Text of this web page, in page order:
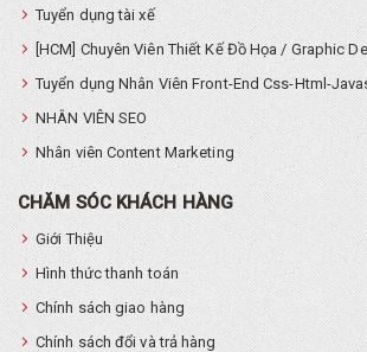
Tuyển dụng tài xế
[HCM] Chuyên Viên Thiết Kế Đồ Họa / Graphic
Tuyển dụng Nhân Viên Front-End Css-Html-
NHÂN VIÊN SEO
Nhân viên Content Marketing
CHĂM SÓC KHÁCH HÀNG
Giới Thiệu
Hình thức thanh toán
Chính sách giao hàng
Chính sách đổi và trả hàng